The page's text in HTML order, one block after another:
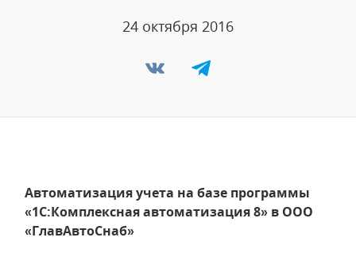
24 октября 2016
Автоматизация учета на базе программы
«1С:Комплексная автоматизация 8» в ООО
«ГлавАвтоСнаб»